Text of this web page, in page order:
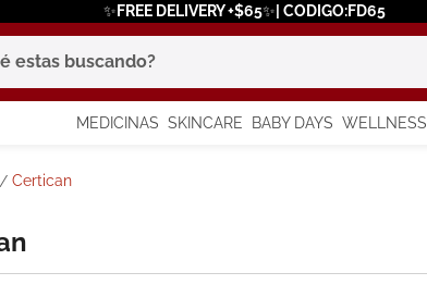
✨FREE DELIVERY +$65✨| CODIGO:FD65
buscando?
MEDICINAS SKINCARE BABY DAYS WELLNESS
Certican
términos más buscados
eucerin
bioderma